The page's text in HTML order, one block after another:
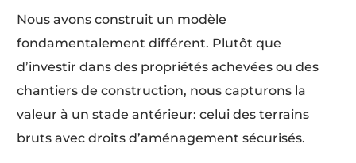
Nous avons construit un modèle
fondamentalement différent. Plutôt que
d’investir dans des propriétés achevées ou des
chantiers de construction, nous capturons la
valeur à un stade antérieur: celui des terrains
bruts avec droits d’aménagement sécurisés.